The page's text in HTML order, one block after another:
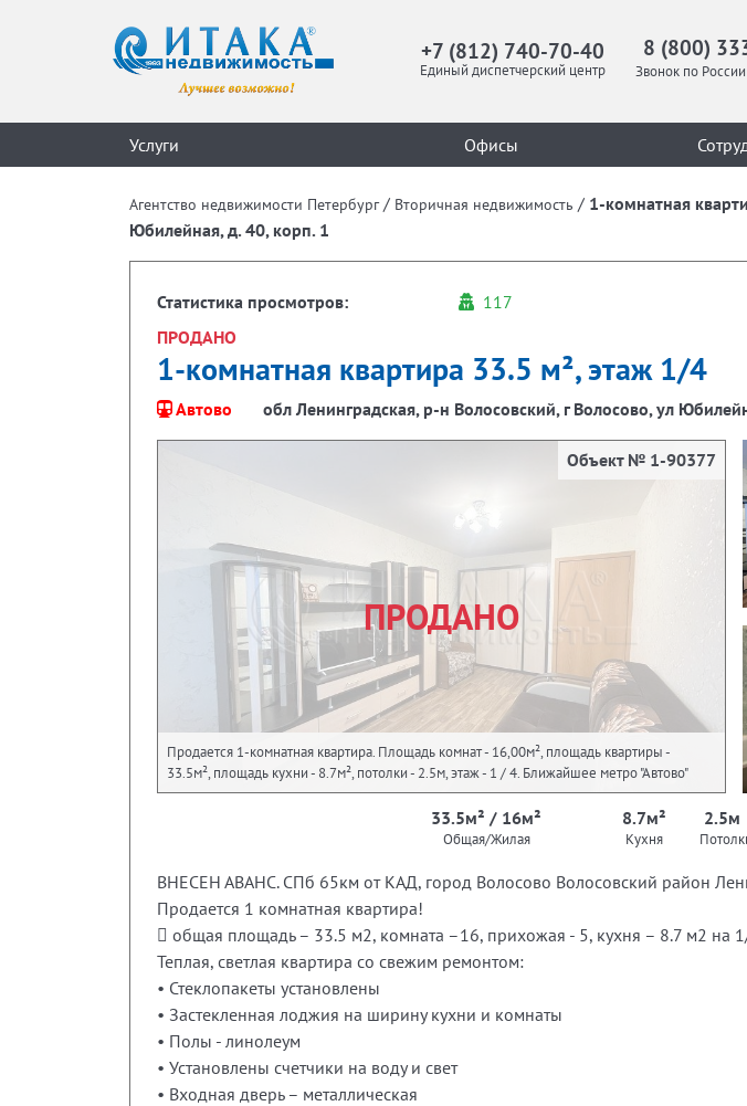
+7 (812) 740-70-40
Единый диспетчерский центр
8 (800)
Звонок по
Услуги Офисы
Агентство недвижимости Петербург / Вторичная недвижимость / 1-комнатная
Юбилейная, д. 40, корп. 1
Статистика просмотров:
117
ПРОДАНО
1-комнатная квартира 33.5 м², этаж 1/4
Автово обл Ленинградская, р-н Волосовский, г Волосово, ул
ПРОДАНО
Объект № 1-90377
Продается 1-комнатная квартира. Площадь комнат - 16,00м², площадь квартиры -
33.5м², площадь кухни - 8.7м², потолки - 2.5м, этаж - 1 / 4. Ближайшее метро "Автово"
33.5м² / 16м²
Общая/Жилая
8.7м²
Кухня
2.5м
ВНЕСЕН АВАНС. СПб 65км от КАД, город Волосово Волосовский район
Продается 1 комнатная квартира!
 общая площадь – 33.5 м2, комната –16, прихожая - 5, кухня – 8.7 м2 на
Теплая, светлая квартира со свежим ремонтом:
• Стеклопакеты установлены
• Застекленная лоджия на ширину кухни и комнаты
• Полы - линолеум
• Установлены счетчики на воду и свет
• Входная дверь – металлическая